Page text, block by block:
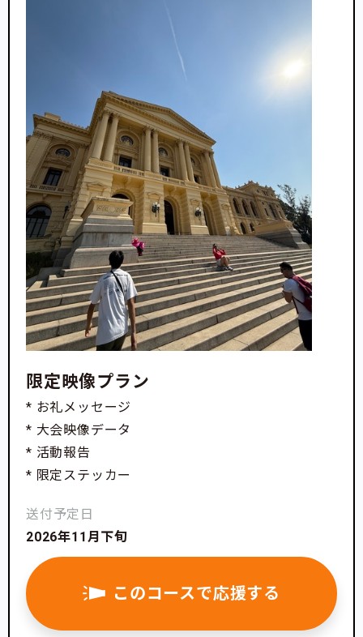
限定映像プラン
* お礼メッセージ
* 大会映像データ
* 活動報告
* 限定ステッカー
送付予定日
2026年11月下旬
このコースで応援する